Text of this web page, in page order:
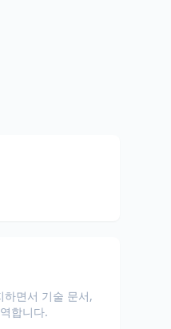
하면서 기술 문서,
합니다.